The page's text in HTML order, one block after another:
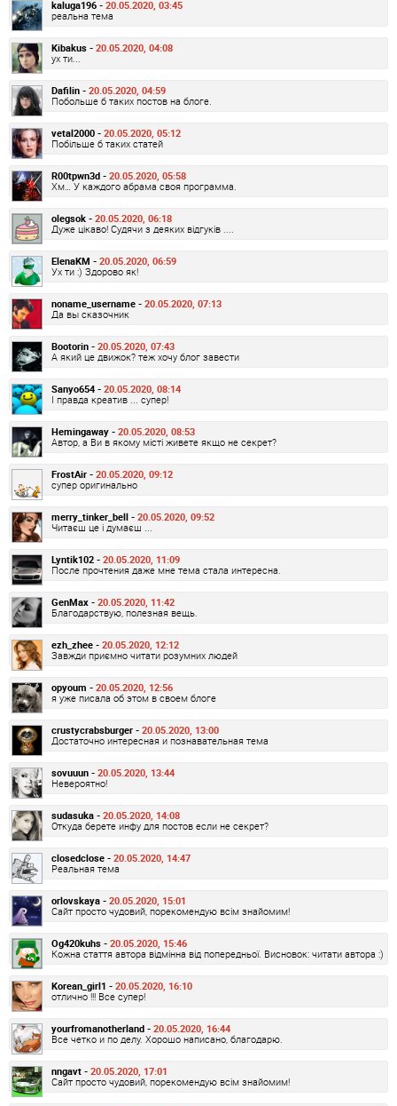
kaluga196 - 20.05.2020, 03:45
реальна тема
Kibakus - 20.05.2020, 04:08
ух ти...
Dafilin - 20.05.2020, 04:59
Побольше б таких постов на блоге.
vetal2000 - 20.05.2020, 05:12
Побільше б таких статей
R00tpwn3d - 20.05.2020, 05:58
Хм… У каждого абрама своя программа.
olegsok - 20.05.2020, 06:18
Дуже цікаво! Судячи з деяких відгуків ....
ElenaKM - 20.05.2020, 06:59
Ух ти :) Здорово як!
noname_username - 20.05.2020, 07:13
Да вы сказочник
Bootorin - 20.05.2020, 07:43
А який це движок? теж хочу блог завести
Sanyo654 - 20.05.2020, 08:14
І правда креатив ... супер!
Hemingaway - 20.05.2020, 08:53
Автор, а Ви в якому місті живете якщо не секрет?
FrostAir - 20.05.2020, 09:12
супер оригинально
merry_tinker_bell - 20.05.2020, 09:52
Читаєш це і думаєш ...
Lyntik102 - 20.05.2020, 11:09
После прочтения даже мне тема стала интересна.
GenMax - 20.05.2020, 11:42
Благодарствую, полезная вещь.
ezh_zhee - 20.05.2020, 12:12
Завжди приємно читати розумних людей
opyoum - 20.05.2020, 12:56
я уже писала об этом в своем блоге
crustycrabsburger - 20.05.2020, 13:00
Достаточно интересная и познавательная тема
sovuuun - 20.05.2020, 13:44
Невероятно!
sudasuka - 20.05.2020, 14:08
Откуда берете инфу для постов если не секрет?
closedclose - 20.05.2020, 14:47
Реальная тема
orlovskaya - 20.05.2020, 15:01
Сайт просто чудовий, порекомендую всім знайомим!
Og420kuhs - 20.05.2020, 15:46
Кожна стаття автора відмінна від попередньої. Висновок: читати автора :)
Korean_girl1 - 20.05.2020, 16:10
отлично !!! Все супер!
yourfromanotherland - 20.05.2020, 16:44
Все четко и по делу. Хорошо написано, благодарю.
nngavt - 20.05.2020, 17:01
Сайт просто чудовий, порекомендую всім знайомим!